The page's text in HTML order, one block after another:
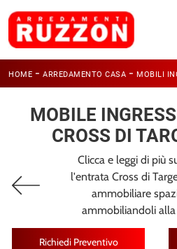
HOME - ARREDAMENTO CASA - MOBILI
MOBILE
CROSS DI
Clicca e leggi di più
l'entrata Cross di
ammobiliare
ammobiliandoli
Richiedi Preventivo